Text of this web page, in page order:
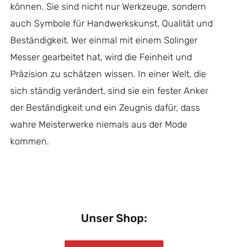
können. Sie sind nicht nur Werkzeuge, sondern
auch Symbole für Handwerkskunst, Qualität und
Beständigkeit. Wer einmal mit einem Solinger
Messer gearbeitet hat, wird die Feinheit und
Präzision zu schätzen wissen. In einer Welt, die
sich ständig verändert, sind sie ein fester Anker
der Beständigkeit und ein Zeugnis dafür, dass
wahre Meisterwerke niemals aus der Mode
kommen.
Unser Shop: